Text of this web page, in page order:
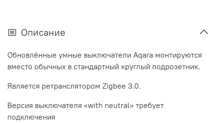
Описание
Обновлённые умные выключатели Aqara монтируются
вместо обычных в стандартный круглый подрозетник.
Является ретранслятором Zigbee 3.0.
Версия выключателя «with neutral» требует
подключения